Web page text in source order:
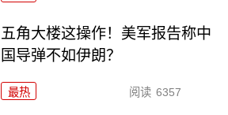
五角大楼这操作！美军报告称中
国导弹不如伊朗？
最热 阅读 6357